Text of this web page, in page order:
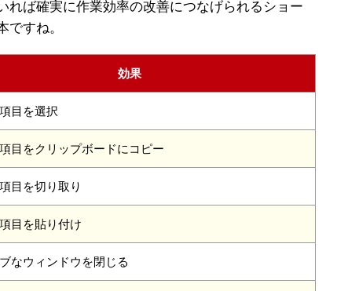
れば確実に作業効率の改善につなげられるショー
ですね。
効果
目を選択
目をクリップボードにコピー
目を切り取り
目を貼り付け
なウィンドウを閉じる